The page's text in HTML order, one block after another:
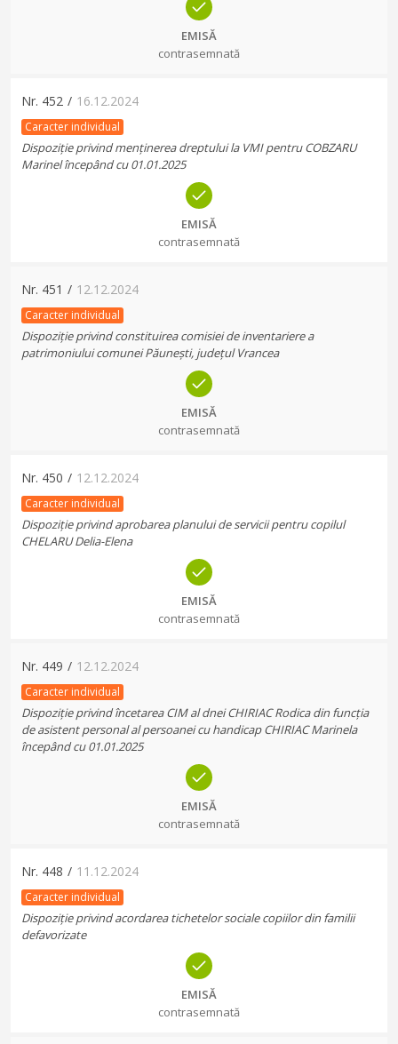
EMISĂ
contrasemnată
Nr. 452 / 16.12.2024
Caracter individual
Dispoziție privind menținerea dreptului la VMI pentru COBZARU
Marinel începând cu 01.01.2025
EMISĂ
contrasemnată
Nr. 451 / 12.12.2024
Caracter individual
Dispoziție privind constituirea comisiei de inventariere a
patrimoniului comunei Păunești, județul Vrancea
EMISĂ
contrasemnată
Nr. 450 / 12.12.2024
Caracter individual
Dispoziție privind aprobarea planului de servicii pentru copilul
CHELARU Delia-Elena
EMISĂ
contrasemnată
Nr. 449 / 12.12.2024
Caracter individual
Dispoziție privind încetarea CIM al dnei CHIRIAC Rodica din funcția
de asistent personal al persoanei cu handicap CHIRIAC Marinela
începând cu 01.01.2025
EMISĂ
contrasemnată
Nr. 448 / 11.12.2024
Caracter individual
Dispoziție privind acordarea tichetelor sociale copiilor din familii
defavorizate
EMISĂ
contrasemnată